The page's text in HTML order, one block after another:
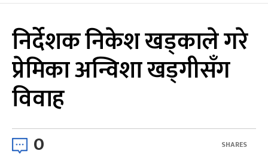
निर्देशक निकेश खड्काले गरे
प्रेमिका अन्विशा खड्गीसँग
विवाह
0 SHARES